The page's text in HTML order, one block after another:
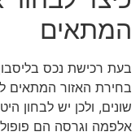
המתאים
בעת רכישת נכס
בחירת האזור המתאים
שונים, ולכן יש לבחון
אלפמה וגרסה הם